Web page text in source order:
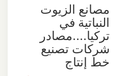
مصانع الزيوت
النباتية في
تركيا....مصادر
شركات تصنيع
خط إنتاج